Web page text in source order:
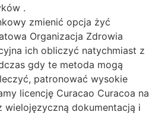
.
zmienić opcja żyć
Organizacja Zdrowia
ich obliczyć natychmiast z
gdy te metoda mogą
patronować wysokie
licencję Curacao Curacoa na
wielojęzyczną dokumentacją i